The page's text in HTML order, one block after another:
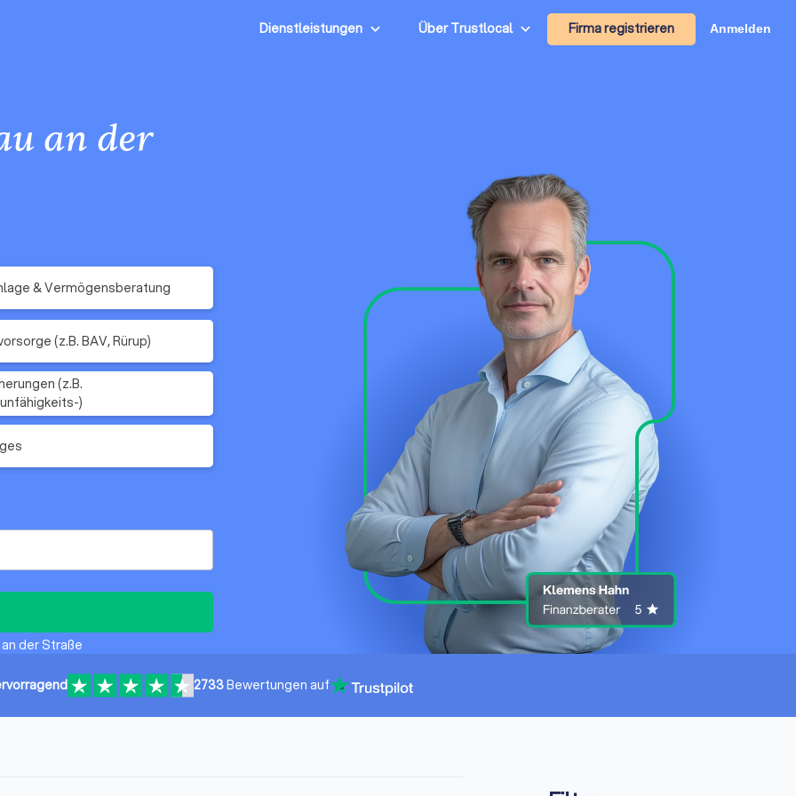
Dienstleistungen Über Trustlocal Firma registrieren Anmelden
an der
& Vermögensberatung
(z.B. BAV, Rürup)
(z.B.
)
der Straße
2733Bewertungen auf